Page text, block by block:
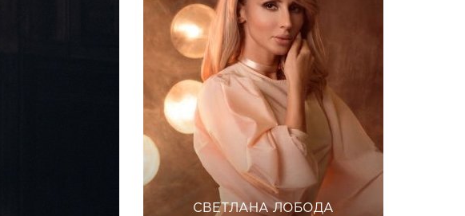
СВЕТЛАНА ЛОБОДА